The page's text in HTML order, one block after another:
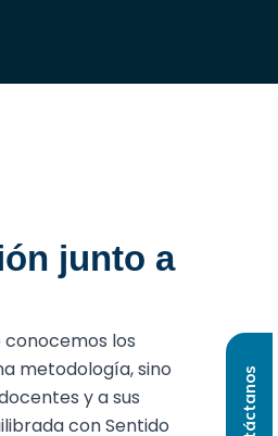
junto a
conocemos los
metodología, sino
y a sus
con Sentido